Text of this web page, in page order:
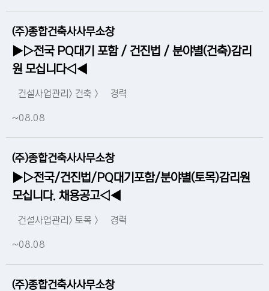
(주)종합건축사사무소창
▶▷전국 PQ대기 포함 / 건진법 / 분야별(건축)감리
원 모십니다◁◀
건설사업관리> 건축 > 경력
~08.08
(주)종합건축사사무소창
▶▷전국/건진법/PQ대기포함/분야별(토목)감리원
모십니다. 채용공고◁◀
건설사업관리> 토목 > 경력
~08.08
(주)종합건축사사무소창